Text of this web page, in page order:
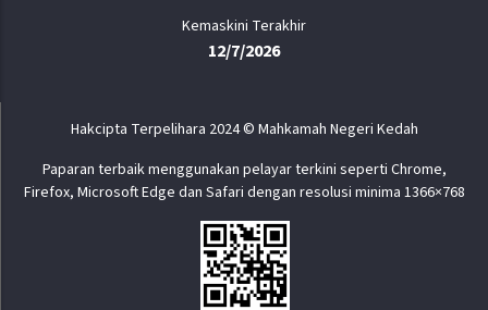
Kemaskini Terakhir
12/7/2026
Hakcipta Terpelihara 2024 © Mahkamah Negeri Kedah
Paparan terbaik menggunakan pelayar terkini seperti Chrome,
Firefox, Microsoft Edge dan Safari dengan resolusi minima 1366×768